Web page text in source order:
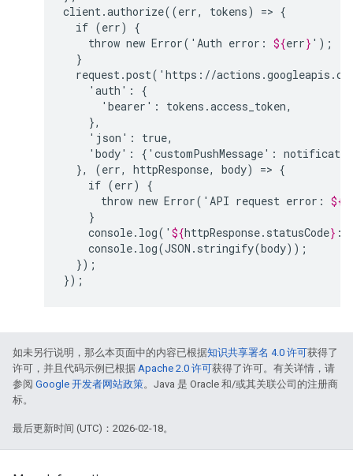
client.authorize((err,
tokens) =>
if (err)
throw new Error('Auth error: ${err}
request.post('https://
'auth':
'bearer':
'json':
'body':
{'customPushMessage':
},
(err, httpResponse, body) =>
if (err)
throw new Error('API request error: ${
console.log(' ${httpResponse. statusCode} :
});
如未另行说明，那么本页面中的内容已根据知识共享署名 4.0 许可获得了
许可，并且代码示例已根据 Apache 2.0 许可获得了许可。有关详情，请
参阅 Google 开发者网站政策。Java 是 Oracle 和/或其关联公司的注册商
标。
最后更新时间 (UTC)：2026-02-18。